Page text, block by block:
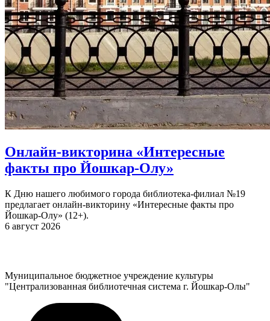
Онлайн-викторина «Интересные
факты про Йошкар-Олу»
К Дню нашего любимого города библиотека-филиал №19
предлагает онлайн-викторину «Интересные факты про
Йошкар-Олу» (12+).
6 август 2026
Муниципальное бюджетное учреждение культуры
"Централизованная библиотечная система г. Йошкар-Олы"